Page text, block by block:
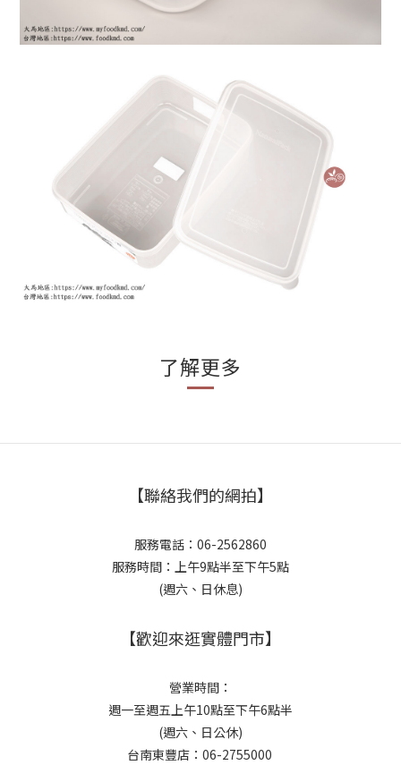
了解更多
【聯絡我們的網拍】
服務電話：06-2562860
服務時間：上午9點半至下午5點
(週六、日休息)
【歡迎來逛實體門市】
營業時間：
週一至週五上午10點至下午6點半
(週六、日公休)
台南東豐店：06-2755000